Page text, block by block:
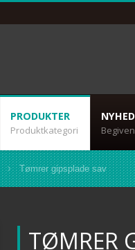
PRODUKTER
Produktkategori
Tømrer gipsplade sav
TØMRER